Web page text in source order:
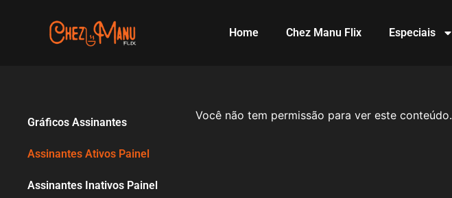
Home Chez Manu Flix Especiais
Gráficos Assinantes
Assinantes Ativos Painel
Assinantes Inativos Painel
Você não tem permissão para ver este conteúdo.